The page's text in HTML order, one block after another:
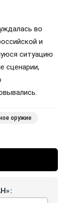
во
и
ситуацию
сценарии,
оружие